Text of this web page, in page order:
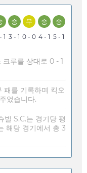
1
승
3 - 1
무
0 - 0
승
4 - 1
승
5 - 1
크루를 상대로 0 - 1
패를 기록하며 킥오
었습니다.
빌 S.C.는 경기당 평
해당 경기에서 총 3